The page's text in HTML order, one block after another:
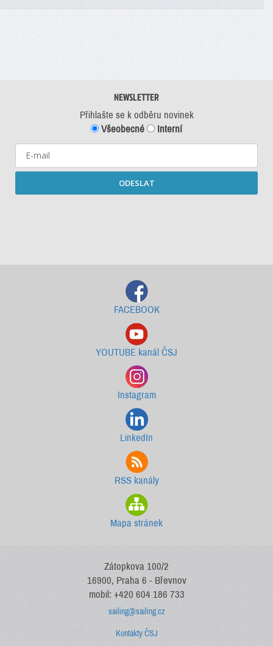
NEWSLETTER
Přihlašte se k odběru novinek
Všeobecné
Interní
ODESLAT
FACEBOOK
YOUTUBE kanál ČSJ
Instagram
LinkedIn
RSS kanály
Mapa stránek
Zátopkova 100/2
16900, Praha 6 - Břevnov
mobil: +420 604 186 733
sailing@sailing.cz
Kontakty ČSJ